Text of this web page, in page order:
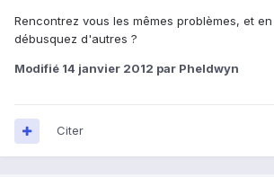
Rencontrez vous les mêmes problèmes, et
débusquez d'autres ?
Modifié 14 janvier 2012 par Pheldwyn
Citer